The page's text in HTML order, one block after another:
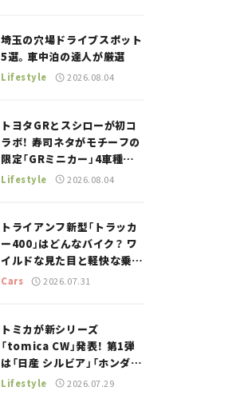
埼玉の穴場ドライブスポット
5選。車中泊の達人が厳選
Lifestyle 2026.08.04
トヨタGRとスシローが初コ
ラボ！ 寿司ネタがモチーフの
限定「GRミニカー」4車種が
登場。入手方法は？【クルマ
Lifestyle 2026.08.04
トライアンフ新型「トラッカ
ー400」はどんなバイク？ ワ
イルドな見た目と軽快な乗り
味を両立した400ccフラット
Cars 2026.07.31
トミカが新シリーズ
「tomica CW」発表！ 第1弾
は「日産 シルビア」「ホンダ
NSX」が登場。世界が注目す
Lifestyle 2026.07.29